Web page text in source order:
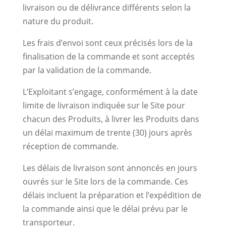
livraison ou de délivrance différents selon la
nature du produit.
Les frais d’envoi sont ceux précisés lors de la
finalisation de la commande et sont acceptés
par la validation de la commande.
L’Exploitant s’engage, conformément à la date
limite de livraison indiquée sur le Site pour
chacun des Produits, à livrer les Produits dans
un délai maximum de trente (30) jours après
réception de commande.
Les délais de livraison sont annoncés en jours
ouvrés sur le Site lors de la commande. Ces
délais incluent la préparation et l’expédition de
la commande ainsi que le délai prévu par le
transporteur.